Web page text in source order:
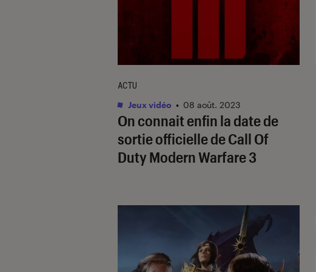
On connait enfin la date de
sortie officielle deCall Of
Duty Modern Warfare 3
ACTU
Jeux vidéo • 08 août. 2023